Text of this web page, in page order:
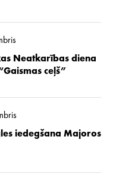
Neatkarības diena
ceļš”
iedegšana Majoros